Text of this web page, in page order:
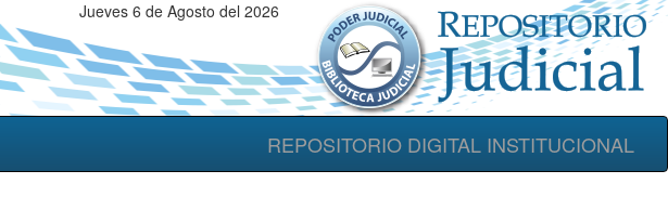
Jueves 6 de Agosto del 2026
REPOSITORIO DIGITAL INSTITUCIONAL